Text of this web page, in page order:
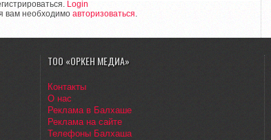
Login
вам необходимо авторизоваться.
ТОО «ОРКЕН МЕДИА»
Контакты
О нас
Реклама в Балхаше
Реклама на сайте
Телефоны Балхаша